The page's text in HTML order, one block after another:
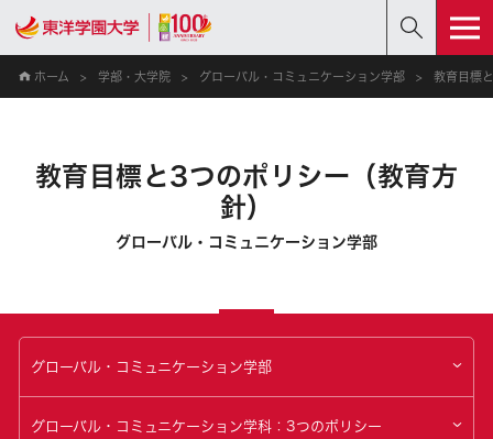
ホーム 学部・大学院 グローバル・コミュニケーション学部 教育目標
教育目標と3つのポリシー（教育方
針）
グローバル・コミュニケーション学部
グローバル・コミュニケーション学部
グローバル・コミュニケーション学科：3つのポリシー